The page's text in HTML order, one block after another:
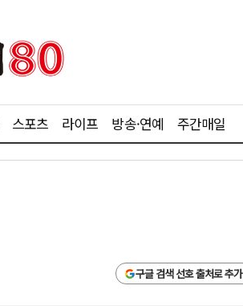
스포츠 라이프 방송·연예 주간매일
구글 검색 선호 출처로 추가